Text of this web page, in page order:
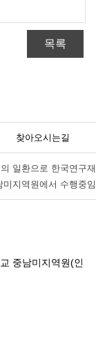
목록
찾아오시는길
일환으로 한국연구재
지역원에서 수행중임
중남미지역원(인